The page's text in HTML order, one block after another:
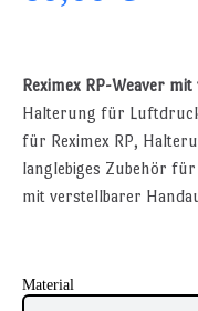
Reximex RP-Weaver
Halterung für
für Reximex RP,
langlebiges Zubehör für
mit verstellbarer
Material